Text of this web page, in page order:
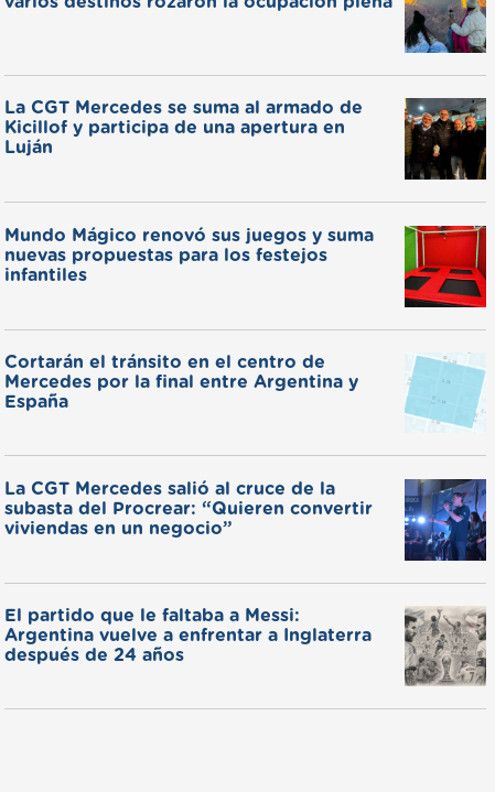
La CGT Mercedes se suma al armado de
Kicillof y participa de una apertura en
Luján
Mundo Mágico renovó sus juegos y suma
nuevas propuestas para los festejos
infantiles
Cortarán el tránsito en el centro de
Mercedes por la final entre Argentina y
España
La CGT Mercedes salió al cruce de la
subasta del Procrear: “Quieren convertir
viviendas en un negocio”
El partido que le faltaba a Messi:
Argentina vuelve a enfrentar a Inglaterra
después de 24 años